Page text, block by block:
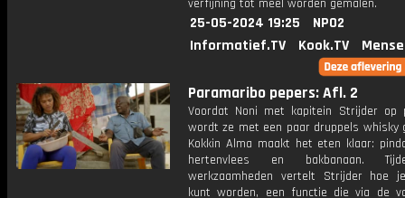
verfijning tot meel worden gemalen.
25-05-2024 19:25
NPO2
Informatief.TV
Kook.TV
Paramaribo pepers: Afl. 2
Voordat Noni met kapitein Strijder op
wordt ze met een paar druppels whisky
Kokkin Alma maakt het eten klaar:
hertenvlees en bakbanaan.
werkzaamheden vertelt Strijder hoe
kunt worden, een functie die via de